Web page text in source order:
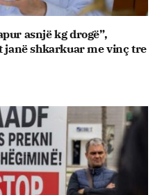
asnjë kg drogë”,
janë shkarkuar me vinç tre